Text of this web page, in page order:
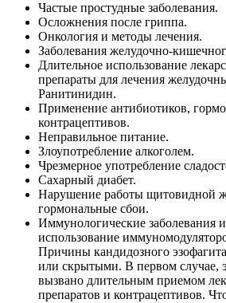
Частые простудные заболевания.
Осложнения после гриппа.
Онкология и методы лечения.
Заболевания желудочно-
Длительное использование
препараты для лечения
Ранитинидин.
Применение антибиотиков,
контрацептивов.
Неправильное питание.
Злоупотребление алкоголем.
Чрезмерное употребление
Сахарный диабет.
Нарушение работы щитовидной
гормональные сбои.
Иммунологические заболевания
использование
Причины кандидозного
или скрытыми. В первом случае,
вызвано длительным приемом
препаратов и контрацептивов.